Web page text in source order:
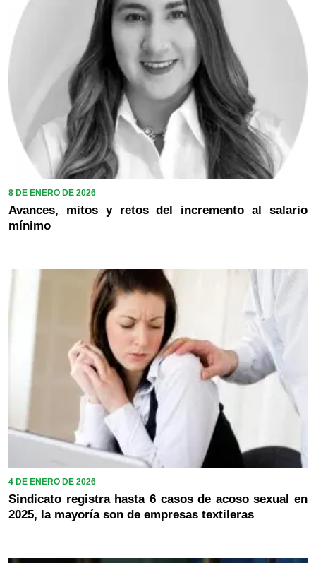
8 DE ENERO DE 2026
Avances, mitos y retos del incremento al salario
mínimo
4 DE ENERO DE 2026
Sindicato registra hasta 6 casos de acoso sexual en
2025, la mayoría son de empresas textileras